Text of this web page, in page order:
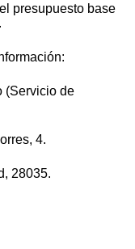
presupuesto base
(Servicio de
4.
28035.